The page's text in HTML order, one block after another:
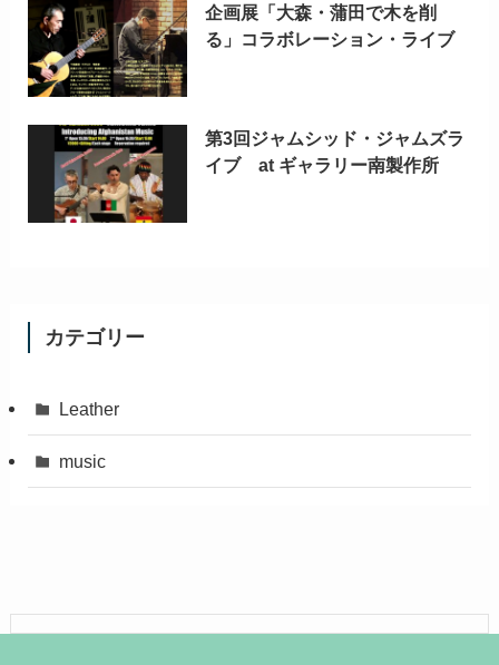
企画展「大森・蒲田で木を削
る」コラボレーション・ライブ
第3回ジャムシッド・ジャムズラ
イブ at ギャラリー南製作所
カテゴリー
Leather
music